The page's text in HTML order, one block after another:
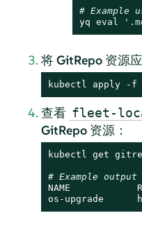
# Example
yq eval
将GitRepo资源
kubectl apply -f
查看 fleet-
GitRepo资源：
kubectl get
# Example output
NAME
os-upgrade